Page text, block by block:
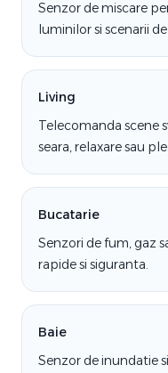
Senzor de miscare
luminilor si scenarii
Living
Telecomanda scene
seara, relaxare sau
Bucatarie
Senzori de fum, gaz
rapide si siguranta.
Baie
Senzor de inundatie